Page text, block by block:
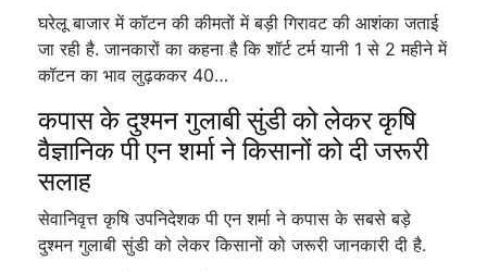
घरेलू बाजार में कॉटन की कीमतों में बड़ी गिरावट की आशंका जताई
जा रही है. जानकारों का कहना है कि शॉर्ट टर्म यानी 1 से 2 महीने में
कॉटन का भाव लुढ़ककर 40…
कपास के दुश्मन गुलाबी सुंडी को लेकर कृषि
वैज्ञानिक पी एन शर्मा ने किसानों को दी जरूरी
सलाह
सेवानिवृत्त कृषि उपनिदेशक पी एन शर्मा ने कपास के सबसे बड़े
दुश्मन गुलाबी सुंडी को लेकर किसानों को जरूरी जानकारी दी है.